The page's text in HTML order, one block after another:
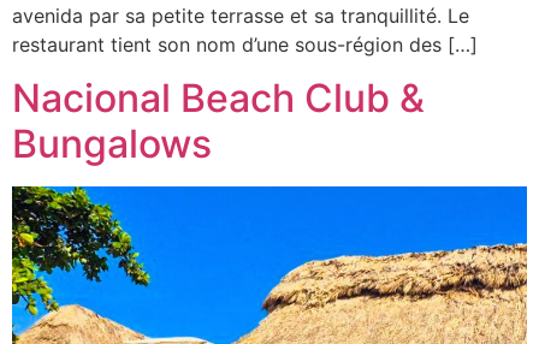
avenida par sa petite terrasse et sa tranquillité. Le
restaurant tient son nom d’une sous-région des […]
Nacional Beach Club &
Bungalows